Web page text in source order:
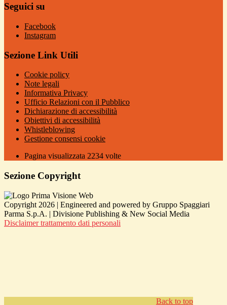
Seguici su
Facebook
Instagram
Sezione Link Utili
Cookie policy
Note legali
Informativa Privacy
Ufficio Relazioni con il Pubblico
Dichiarazione di accessibilità
Obiettivi di accessibilità
Whistleblowing
Gestione consensi cookie
Pagina visualizzata 2234 volte
Sezione Copyright
Copyright 2026 | Engineered and powered by Gruppo Spaggiari
Parma S.p.A. | Divisione Publishing & New Social Media
Disclaimer trattamento dati personali
Back to top